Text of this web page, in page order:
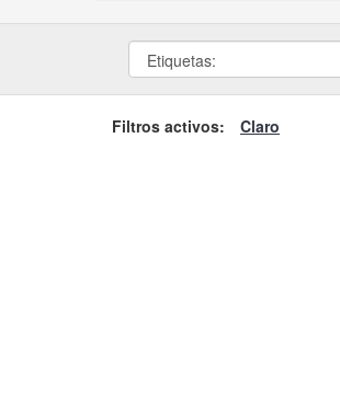
Filtros activos: Claro